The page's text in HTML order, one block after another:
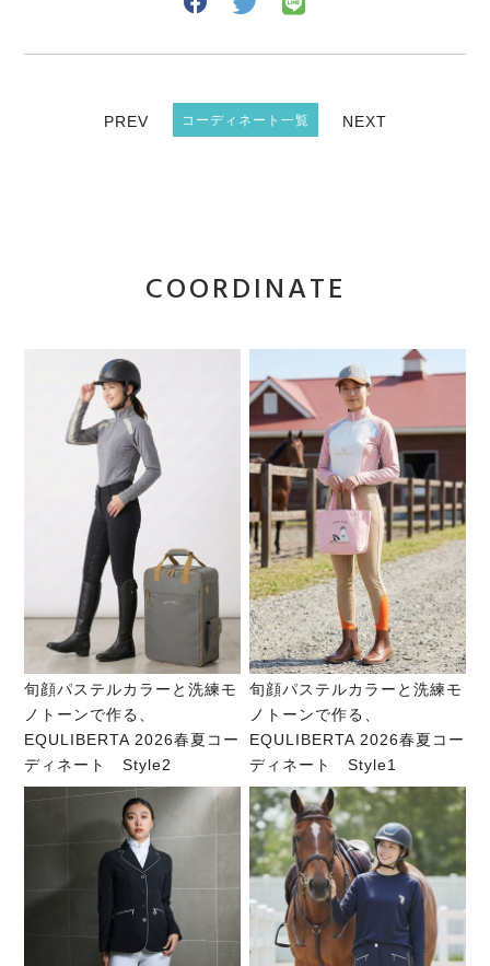
PREV コーディネート一覧 NEXT
COORDINATE
旬顔パステルカラーと洗練モ
ノトーンで作る、
EQULIBERTA 2026春夏コー
ディネート Style2
旬顔パステルカラーと洗練モ
ノトーンで作る、
EQULIBERTA 2026春夏コー
ディネート Style1